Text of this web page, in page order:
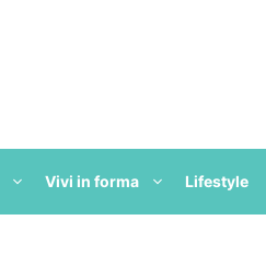
Vivi in forma Lifestyle